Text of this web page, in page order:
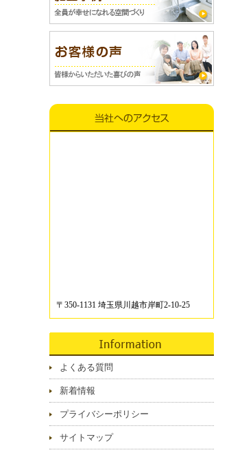
〒350-1131 埼玉県川越市岸町2-10-25
よくある質問
新着情報
プライバシーポリシー
サイトマップ